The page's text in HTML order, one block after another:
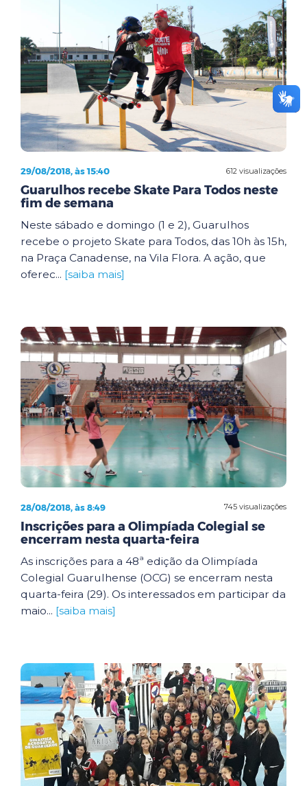
612 visualizações
29/08/2018, às 15:40
Guarulhos recebe Skate Para Todos neste
fim de semana
Neste sábado e domingo (1 e 2), Guarulhos
recebe o projeto Skate para Todos, das 10h às 15h,
na Praça Canadense, na Vila Flora. A ação, que
oferec... [saiba mais]
745 visualizações
28/08/2018, às 8:49
Inscrições para a Olimpíada Colegial se
encerram nesta quarta-feira
As inscrições para a 48ª edição da Olimpíada
Colegial Guarulhense (OCG) se encerram nesta
quarta-feira (29). Os interessados em participar da
maio... [saiba mais]